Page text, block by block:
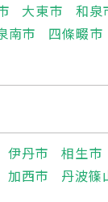
大東市 和泉
南市 四條畷市
伊丹市 相生市
加西市 丹波篠